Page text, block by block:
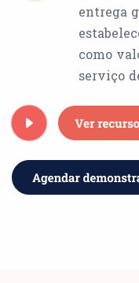
entrega
como
serviço